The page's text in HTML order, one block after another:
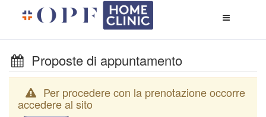
di
Proposte di appuntamento
Per procedere con la prenotazione occorre
accedere al sito